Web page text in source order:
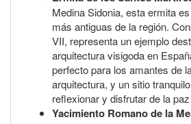
Medina Sidonia, esta ermita
más antiguas de la región.
VII, representa un ejemplo
arquitectura visigoda en
perfecto para los amantes de
arquitectura, y un sitio
reflexionar y disfrutar de la
Yacimiento Romano de la